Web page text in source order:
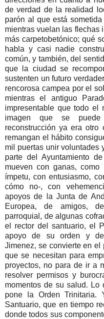
de verdad de la realidad
parón al que está
mientras vuelan las flechas
más carpetobetónico; qué
habla y casi nadie
común, y también, del
que la ciudad se
sustenten un futuro
rencorosa campea por el
mientras el antiguo
impresentable que todo el
imagen que se
reconstrucción ya era otro
remangan el hábito
mil puertas unir voluntades
parte del Ayuntamiento
mueven con ganas,
ímpetu, con entusiasmo,
cómo no-, con
apoyos de la Junta de
Europea, de amigos,
parroquial, de algunas
el rector del santuario, el
apoyo de su orden y
Jimenez, se convierte en
que se necesitan para
proyectos, no para de ir a
resolver permisos y
momentos de su salud.
pone la Orden Trinitaria.
Santuario, que en tiempo
donde todos sus